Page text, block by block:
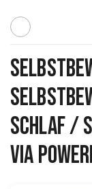
Schlaf /
via